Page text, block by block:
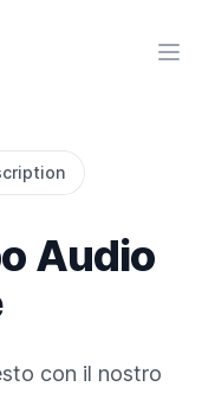
Audio
con il nostro